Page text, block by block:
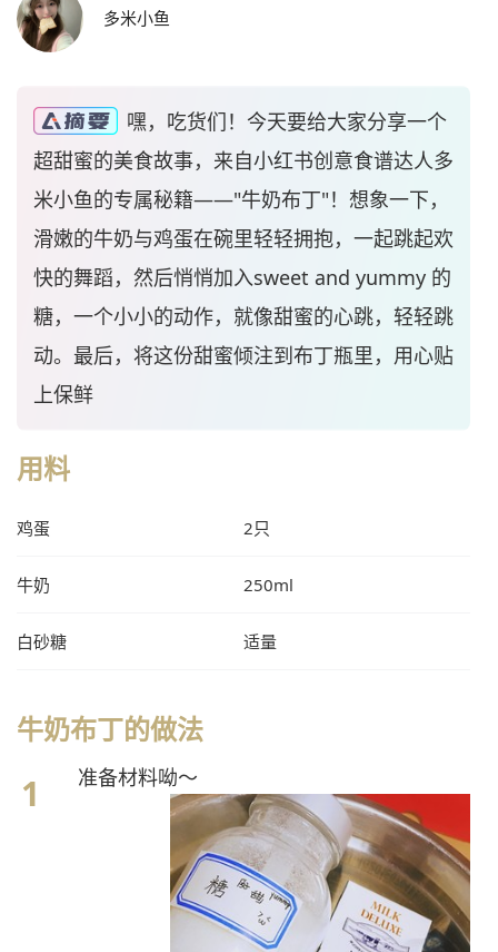
多米小鱼
嘿，吃货们！今天要给大家分享一个
超甜蜜的美食故事，来自小红书创意食谱达人多
米小鱼的专属秘籍——"牛奶布丁"！想象一下，
滑嫩的牛奶与鸡蛋在碗里轻轻拥抱，一起跳起欢
快的舞蹈，然后悄悄加入sweet and yummy 的
糖，一个小小的动作，就像甜蜜的心跳，轻轻跳
动。最后，将这份甜蜜倾注到布丁瓶里，用心贴
上保鲜
用料
鸡蛋 2只
牛奶 250ml
白砂糖 适量
牛奶布丁的做法
准备材料呦～